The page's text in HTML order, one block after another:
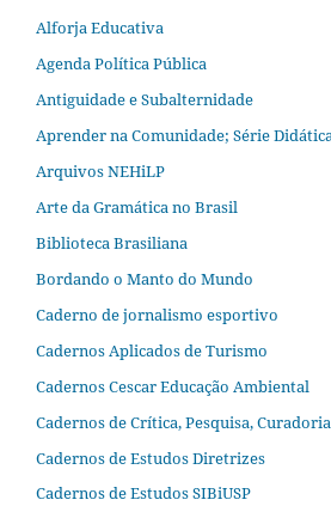
Alforja Educativa
Agenda Política Pública
Antiguidade e Subalternidade
Aprender na Comunidade; Série
Arquivos NEHiLP
Arte da Gramática no Brasil
Biblioteca Brasiliana
Bordando o Manto do Mundo
Caderno de jornalismo esportivo
Cadernos Aplicados de Turismo
Cadernos Cescar Educação Ambiental
Cadernos de Crítica, Pesquisa,
Cadernos de Estudos Diretrizes
Cadernos de Estudos SIBiUSP